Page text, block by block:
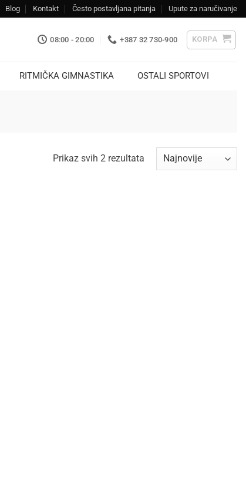
Blog Kontakt Često postavljana pitanja Upute za naručivanje
08:00 - 20:00 +387 32 730-900 KORPA
RITMIČKA GIMNASTIKA OSTALI SPORTOVI
Prikaz svih 2 rezultataSorted